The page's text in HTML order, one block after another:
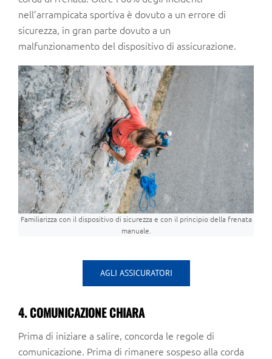
nell’arrampicata sportiva è dovuto a un errore di
sicurezza, in gran parte dovuto a un
malfunzionamento del dispositivo di assicurazione.
Familiarizza con il dispositivo di sicurezza e con il principio della frenata
manuale.
AGLI ASSICURATORI
4. COMUNICAZIONE CHIARA
Prima di iniziare a salire, concorda le regole di
comunicazione. Prima di rimanere sospeso alla corda